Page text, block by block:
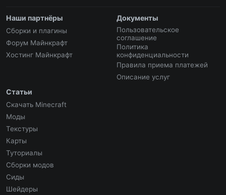
Наши партнёры
Сборки и плагины
Форум Майнкрафт
Хостинг Майнкрафт
Документы
Пользовательское
соглашение
Политика
конфиденциальности
Правила приема платежей
Описание услуг
Статьи
Скачать Minecraft
Моды
Текстуры
Карты
Туториалы
Сборки модов
Сиды
Шейдеры